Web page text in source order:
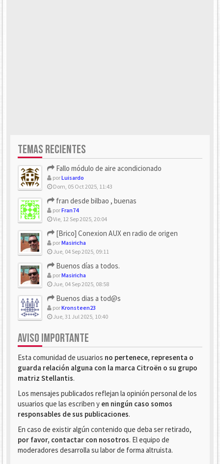
TEMAS RECIENTES
Fallo módulo de aire acondicionado
porLuisardo
Dom, 05 Oct 2025, 11:43
fran desde bilbao , buenas
porFran74
Vie, 12 Sep 2025, 20:04
[Brico] Conexion AUX en radio de origen
porMasiricha
Jue, 04 Sep 2025, 09:11
Buenos días a todos.
porMasiricha
Jue, 04 Sep 2025, 08:58
Buenos dias a tod@s
porKronsteen23
Jue, 31 Jul 2025, 10:40
AVISO IMPORTANTE
Esta comunidad de usuarios no pertenece, representa o
guarda relación alguna con la marca Citroën o su grupo
matriz Stellantis.
Los mensajes publicados reflejan la opinión personal de los
usuarios que las escriben y en ningún caso somos
responsables de sus publicaciones.
En caso de existir algún contenido que deba ser retirado,
por favor, contactar con nosotros. El equipo de
moderadores desarrolla su labor de forma altruista.